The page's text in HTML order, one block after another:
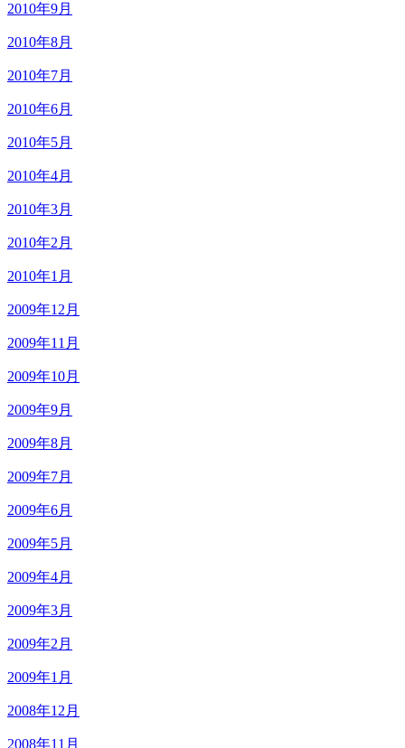
2010年9月
2010年8月
2010年7月
2010年6月
2010年5月
2010年4月
2010年3月
2010年2月
2010年1月
2009年12月
2009年11月
2009年10月
2009年9月
2009年8月
2009年7月
2009年6月
2009年5月
2009年4月
2009年3月
2009年2月
2009年1月
2008年12月
2008年11月